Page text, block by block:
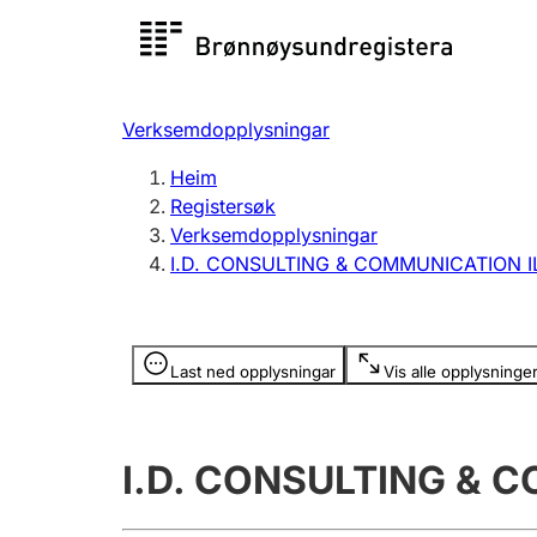
Registersøk
Registrere, endre, slette
Verksemdopplysningar
Heim
Registersøk
Verksemdopplysningar
I.D. CONSULTING & COMMUNICATION
Last ned opplysningar Vis alle opplysninger
Opplysninger er skjult
I.D. CONSULTING &